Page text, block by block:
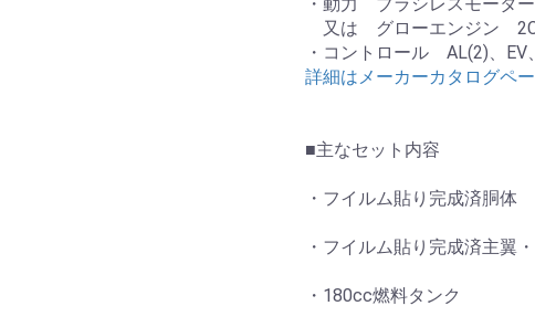
又は グローエンジン
・コントロール AL(2)、EV
詳細はメーカーカタログペ
■主なセット内容
・フイルム貼り完成済胴体
・フイルム貼り完成済主翼
・180cc燃料タンク